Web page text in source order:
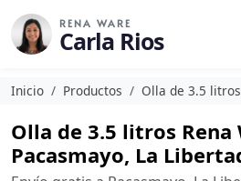
RENA WARE
Carla Rios
Inicio Productos Olla de 3.5
Olla de 3.5 litros Rena
Pacasmayo, La